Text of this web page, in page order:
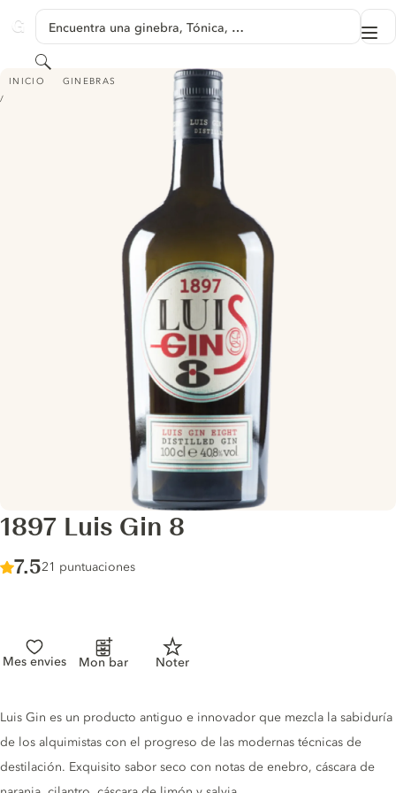
GINVENTORY
Encuentra una ginebra, Tónica, …
Buscar
INICIO GINEBRAS
1897 LUIS GIN 8
1897 Luis Gin 8
Score :
7.5/ 10
21 puntuaciones
Mes envies Mon bar Noter
Gin description
Luis Gin es un producto antiguo e innovador que mezcla la sabiduría
de los alquimistas con el progreso de las modernas técnicas de
destilación. Exquisito sabor seco con notas de enebro, cáscara de